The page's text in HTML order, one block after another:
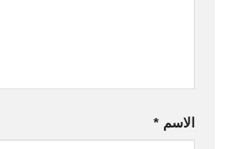
الاسم *